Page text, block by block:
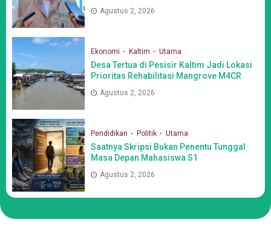
Agustus 2, 2026
Ekonomi Kaltim Utama
Desa Tertua di Pesisir Kaltim Jadi Lokasi
Prioritas Rehabilitasi Mangrove M4CR
Agustus 2, 2026
Pendidikan Politik Utama
Saatnya Skripsi Bukan Penentu Tunggal
Masa Depan Mahasiswa S1
Agustus 2, 2026